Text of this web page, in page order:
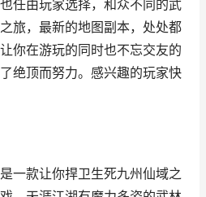
任由玩家选择，和众不同的武
旅，最新的地图副本，处处都
你在游玩的同时也不忘交友的
绝顶而努力。感兴趣的玩家快
一款让你捍卫生死九州仙域之